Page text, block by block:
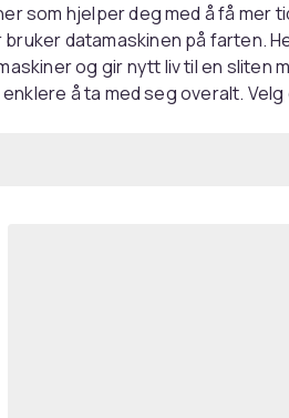
som hjelper deg med å få mer
datamaskinen på farten.
og gir nytt liv til en sliten
å ta med seg overalt.